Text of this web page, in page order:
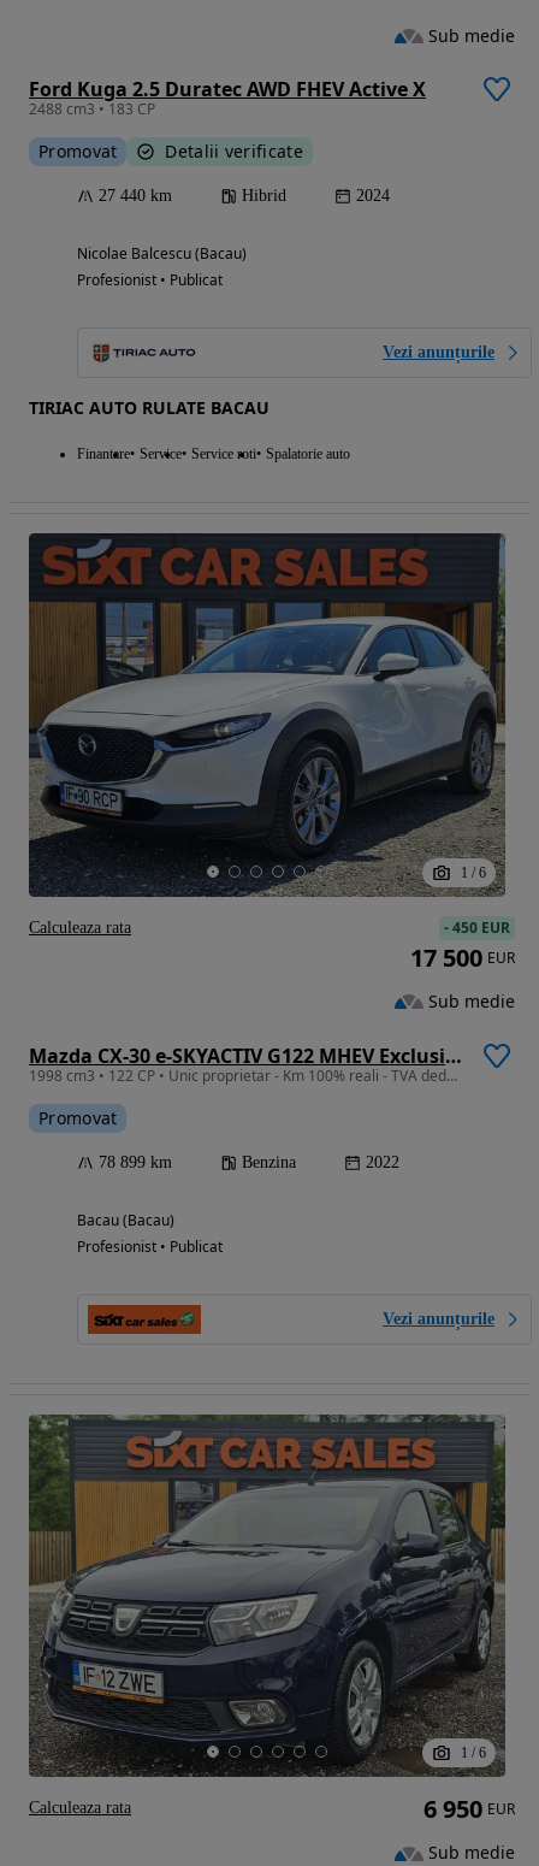
Ford Kuga 2.5 Duratec AWD FHEV Active X
2488 cm3 • 183 CP
Promovat Detalii verificate
27 440 km Hibrid 2024
Nicolae Balcescu (Bacau)
Profesionist • Publicat
Vezi anunțurile
TIRIAC AUTO RULATE BACAU
Finantare Service Service roti Spalatorie auto
Sub medie
1 / 6
Mazda CX-30 e-SKYACTIV G122 MHEV Exclusive-line
1998 cm3 • 122 CP • Unic proprietar - Km 100% reali - TVA deductibil
Promovat
78 899 km Benzina 2022
Bacau (Bacau)
Profesionist • Publicat
Vezi anunțurile
-450 EUR
17 500 EUR
Sub medie
Calculeaza rata
1 / 6
6 950 EUR
Sub medie
Calculeaza rata